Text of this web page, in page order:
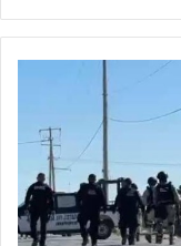
un
hombre
en
Cerradas
de